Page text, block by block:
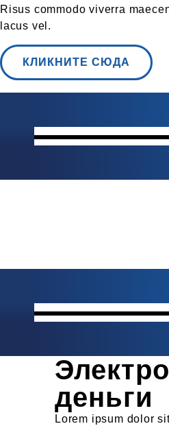
Risus commodo viverra
lacus vel.
КЛИКНИТЕ СЮДА
деньги
Lorem ipsum dolor